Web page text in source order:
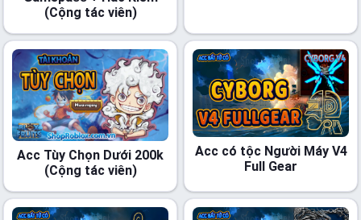
(Cộng tác viên)
Acc Tùy Chọn Dưới 200k
(Cộng tác viên)
Acc có tộc Người Máy V4
Full Gear